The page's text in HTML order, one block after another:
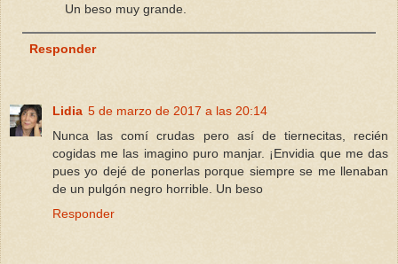
Un beso muy grande.
Responder
Lidia 5 de marzo de 2017 a las 20:14
Nunca las comí crudas pero así de tiernecitas, recién
cogidas me las imagino puro manjar. ¡Envidia que me das
pues yo dejé de ponerlas porque siempre se me llenaban
de un pulgón negro horrible. Un beso
Responder